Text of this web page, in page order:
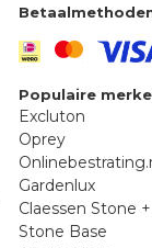
Populaire
Excluton
Oprey
Gardenlux
Claessen Stone
Stone Base